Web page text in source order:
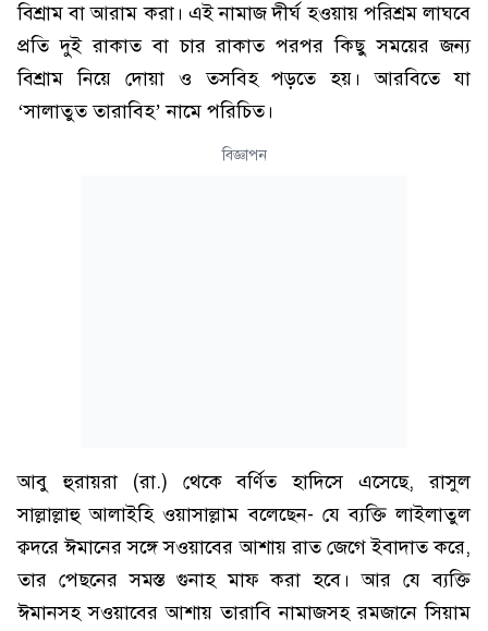
বিশ্রাম বা আরাম করা। এই নামাজ দীর্ঘ হওয়ায় পরিশ্রম লাঘবে
প্রতি দুই রাকাত বা চার রাকাত পরপর কিছু সময়ের জন্য
বিশ্রাম নিয়ে দোয়া ও তসবিহ পড়তে হয়। আরবিতে যা
‘সালাতুত তারাবিহ’ নামে পরিচিত।
বিজ্ঞাপন
আবু হুরায়রা (রা.) থেকে বর্ণিত হাদিসে এসেছে, রাসুল
সাল্লাল্লাহু আলাইহি ওয়াসাল্লাম বলেছেন- যে ব্যক্তি লাইলাতুল
ক্বদরে ঈমানের সঙ্গে সওয়াবের আশায় রাত জেগে ইবাদাত করে,
তার পেছনের সমস্ত গুনাহ মাফ করা হবে। আর যে ব্যক্তি
ঈমানসহ সওয়াবের আশায় তারাবি নামাজসহ রমজানে সিয়াম